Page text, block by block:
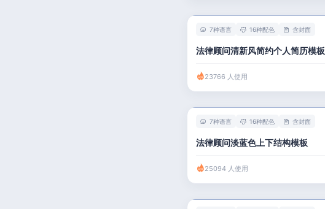
7种语言 16种配色 含封面
法律顾问清新风简约个人简历模板
23766 人使用
7种语言 16种配色 含封面
法律顾问淡蓝色上下结构模板
25094 人使用